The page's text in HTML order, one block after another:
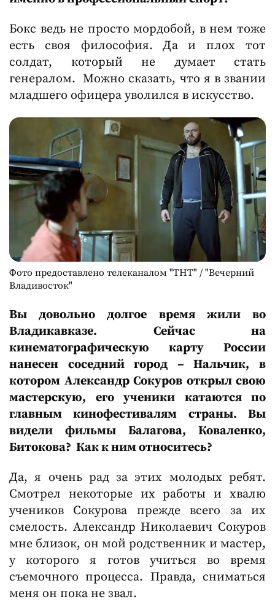
Бокс ведь не просто мордобой, в нем тоже
есть своя философия. Да и плох тот
солдат, который не думает стать
генералом. Можно сказать, что я в звании
младшего офицера уволился в искусство.
Фото предоставлено телеканалом "ТНТ" / "Вечерний
Владивосток"
Вы довольно долгое время жили во
Владикавказе. Сейчас на
кинематографическую карту России
нанесен соседний город – Нальчик, в
котором Александр Сокуров открыл свою
мастерскую, его ученики катаются по
главным кинофестивалям страны. Вы
видели фильмы Балагова, Коваленко,
Битокова? Как к ним относитесь?
Да, я очень рад за этих молодых ребят.
Смотрел некоторые их работы и хвалю
учеников Сокурова прежде всего за их
смелость. Александр Николаевич Сокуров
мне близок, он мой родственник и мастер,
у которого я готов учиться во время
съемочного процесса. Правда, сниматься
меня он пока не звал.